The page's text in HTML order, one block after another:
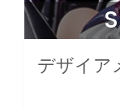
デザイア